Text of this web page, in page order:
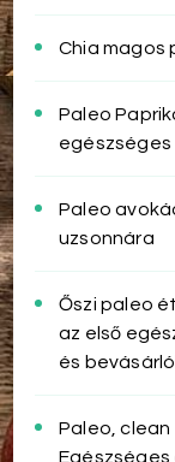
Chia magos
Paleo
egészséges
Paleo
uzsonnára
Őszi paleo
az első
és
Paleo,
Egészséges